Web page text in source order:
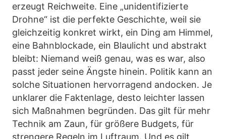
erzeugt Reichweite. Eine „unidentifizierte
Drohne“ ist die perfekte Geschichte, weil sie
gleichzeitig konkret wirkt, ein Ding am Himmel,
eine Bahnblockade, ein Blaulicht und abstrakt
bleibt: Niemand weiß genau, was es war, also
passt jeder seine Ängste hinein. Politik kann an
solche Situationen hervorragend andocken. Je
unklarer die Faktenlage, desto leichter lassen
sich Maßnahmen begründen. Das gilt für mehr
Technik am Zaun, für größere Budgets, für
strengere Regeln im Luftraum. Und es gilt